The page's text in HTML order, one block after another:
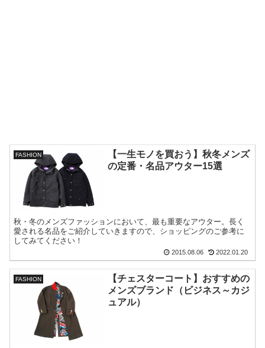
FASHION
【一生モノを買おう】秋冬メンズ
の定番・名品アウター15選
秋・冬のメンズファッションにおいて、最も重要なアウター。長く
愛される名品をご紹介していきますので、ショッピングのご参考に
してみてください！
2015.08.06 2022.01.20
FASHION
【チェスターコート】おすすめの
メンズブランド（ビジネス～カジ
ュアル）